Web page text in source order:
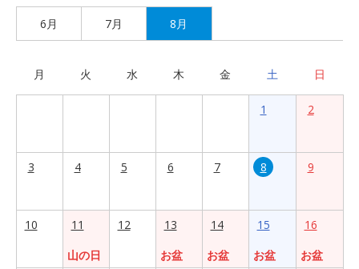
6月 7月 8月
月 火 水 木 金 土 日
1 2
3 4 5 6 7 8 9
10
11
山の日
12
13
お盆
14
お盆
15
お盆
16
お盆